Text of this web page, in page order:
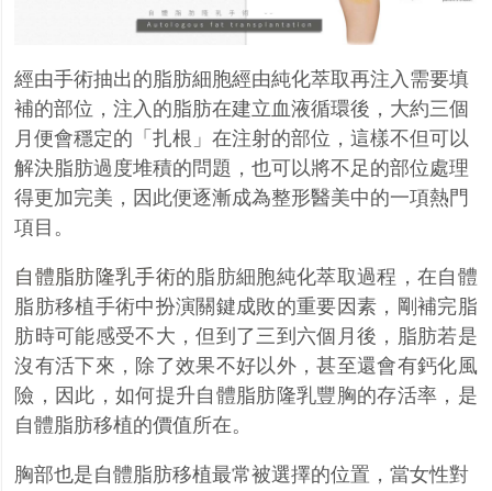
經由手術抽出的脂肪細胞經由純化萃取再注入需要填
補的部位，注入的脂肪在建立血液循環後，大約三個
月便會穩定的「扎根」在注射的部位，這樣不但可以
解決脂肪過度堆積的問題，也可以將不足的部位處理
得更加完美，因此便逐漸成為整形醫美中的一項熱門
項目。
自體脂肪隆乳手術的脂肪細胞純化萃取過程，在自體
脂肪移植手術中扮演關鍵成敗的重要因素，剛補完脂
肪時可能感受不大，但到了三到六個月後，脂肪若是
沒有活下來，除了效果不好以外，甚至還會有鈣化風
險，因此，如何提升自體脂肪隆乳豐胸的存活率，是
自體脂肪移植的價值所在。
胸部也是自體脂肪移植最常被選擇的位置，當女性對